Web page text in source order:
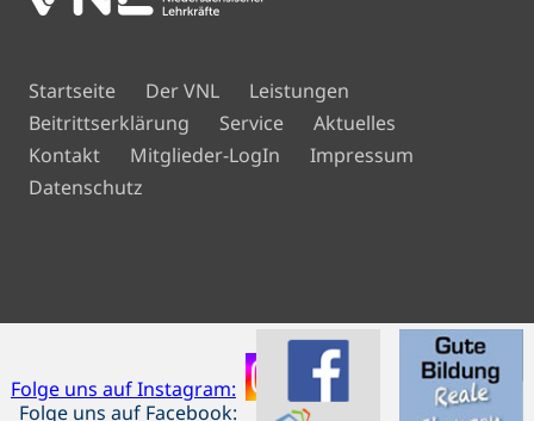
Navigation
überspringen
Startseite Der VNL
Leistungen
Beitrittserklärung
Service
Aktuelles
Navigation
überspringen
Kontakt Mitglieder-LogIn
Impressum
Datenschutz
Folge uns auf Instagram:
Folge uns auf Facebook: